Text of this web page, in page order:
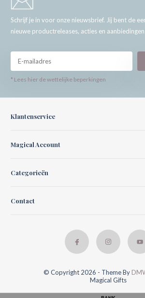
Schrijf je in voor onze nieuwsbrief. Jij bent de
nieuwe productreleases, acties en
* Lees hier de wettelijke beperkingen
Klantenservice
Magical Account
Categorieën
Contact
© Copyright 2026 - Theme By
Magical Gifts